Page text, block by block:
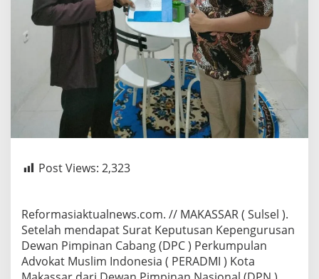
Post Views: 2,323
Reformasiaktualnews.com. // MAKASSAR ( Sulsel ).
Setelah mendapat Surat Keputusan Kepengurusan
Dewan Pimpinan Cabang (DPC ) Perkumpulan
Advokat Muslim Indonesia ( PERADMI ) Kota